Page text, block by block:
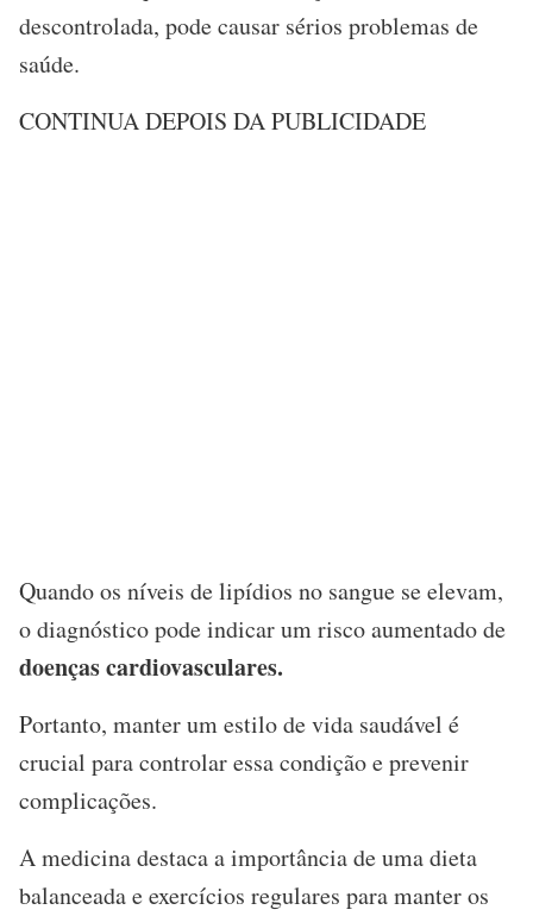
descontrolada, pode causar sérios problemas de
saúde.
CONTINUA DEPOIS DA PUBLICIDADE
Quando os níveis de lipídios no sangue se elevam,
o diagnóstico pode indicar um risco aumentado de
doenças cardiovasculares.
Portanto, manter um estilo de vida saudável é
crucial para controlar essa condição e prevenir
complicações.
A medicina destaca a importância de uma dieta
balanceada e exercícios regulares para manter os